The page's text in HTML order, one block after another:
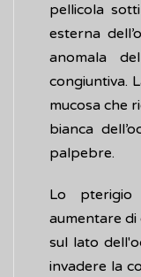
pellicola
esterna
anomala
congiuntiva.
mucosa che
bianca
palpebre.
Lo
aumentare di
sul lato
invadere la